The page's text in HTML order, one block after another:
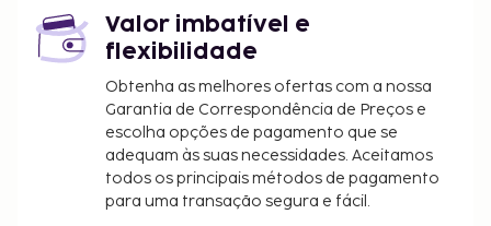
Valor imbatível e
flexibilidade
Obtenha as melhores ofertas com a nossa
Garantia de Correspondência de Preços e
escolha opções de pagamento que se
adequam às suas necessidades. Aceitamos
todos os principais métodos de pagamento
para uma transação segura e fácil.